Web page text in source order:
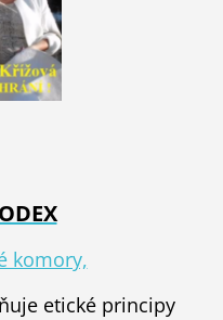
komory,
etické principy